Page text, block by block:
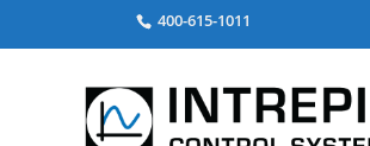
400-615-1011